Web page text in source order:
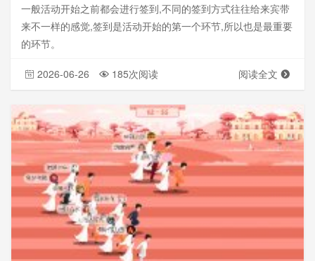
一般活动开始之前都会进行签到,不同的签到方式往往给来宾带
来不一样的感觉,签到是活动开始的第一个环节,所以也是最重要
的环节。
2026-06-26 185次阅读 阅读全文